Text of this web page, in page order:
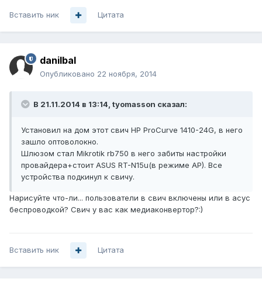
Вставить ник Цитата
danilbal
Опубликовано 22 ноября, 2014
В 21.11.2014 в 13:14, tyomasson сказал:
Установил на дом этот свич HP ProCurve 1410-24G, в него
зашло оптоволокно.
Шлюзом стал Mikrotik rb750 в него забиты настройки
провайдера+стоит ASUS RT-N15u(в режиме AP). Все
устройства подкинул к cвичу.
Нарисуйте что-ли... пользователи в свич включены или в асус
беспроводкой? Свич у вас как медиаконвертор?:)
Вставить ник Цитата